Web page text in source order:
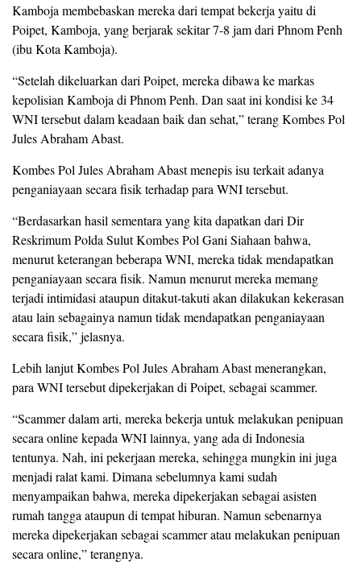
Kamboja membebaskan mereka dari tempat bekerja yaitu di
Poipet, Kamboja, yang berjarak sekitar 7-8 jam dari Phnom Penh
(ibu Kota Kamboja).
“Setelah dikeluarkan dari Poipet, mereka dibawa ke markas
kepolisian Kamboja di Phnom Penh. Dan saat ini kondisi ke 34
WNI tersebut dalam keadaan baik dan sehat,” terang Kombes Pol
Jules Abraham Abast.
Kombes Pol Jules Abraham Abast menepis isu terkait adanya
penganiayaan secara fisik terhadap para WNI tersebut.
“Berdasarkan hasil sementara yang kita dapatkan dari Dir
Reskrimum Polda Sulut Kombes Pol Gani Siahaan bahwa,
menurut keterangan beberapa WNI, mereka tidak mendapatkan
penganiayaan secara fisik. Namun menurut mereka memang
terjadi intimidasi ataupun ditakut-takuti akan dilakukan kekerasan
atau lain sebagainya namun tidak mendapatkan penganiayaan
secara fisik,” jelasnya.
Lebih lanjut Kombes Pol Jules Abraham Abast menerangkan,
para WNI tersebut dipekerjakan di Poipet, sebagai scammer.
“Scammer dalam arti, mereka bekerja untuk melakukan penipuan
secara online kepada WNI lainnya, yang ada di Indonesia
tentunya. Nah, ini pekerjaan mereka, sehingga mungkin ini juga
menjadi ralat kami. Dimana sebelumnya kami sudah
menyampaikan bahwa, mereka dipekerjakan sebagai asisten
rumah tangga ataupun di tempat hiburan. Namun sebenarnya
mereka dipekerjakan sebagai scammer atau melakukan penipuan
secara online,” terangnya.